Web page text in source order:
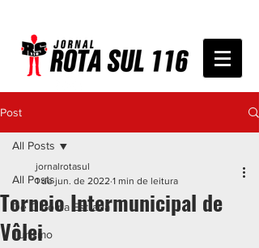
Post
All Posts
De Olho na Estrada
Turismo
All Posts
Torneio Intermunicipal de
Vôlei
jornalrotasul
1 de jun. de 2022 1 min de leitura